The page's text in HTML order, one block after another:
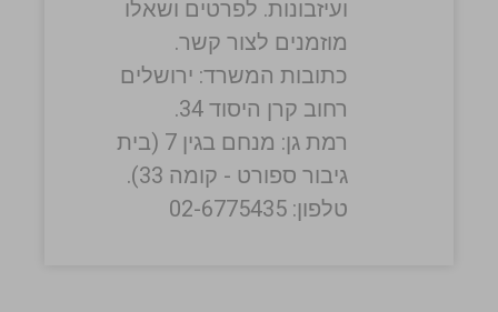
ועיזבונות. לפרטים ושאלו
מוזמנים לצור קשר.
כתובות המשרד: ירושלים
רחוב קרן היסוד 34.
רמת גן: מנחם בגין 7 (בית
גיבור ספורט - קומה 33).
טלפון: 02-6775435